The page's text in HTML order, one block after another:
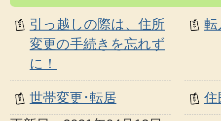
引っ越しの際は、住所
変更の手続きを忘れず
に！
転
世帯変更･転居
住